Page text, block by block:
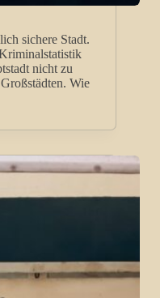
sichere Stadt.
nicht zu
Wie